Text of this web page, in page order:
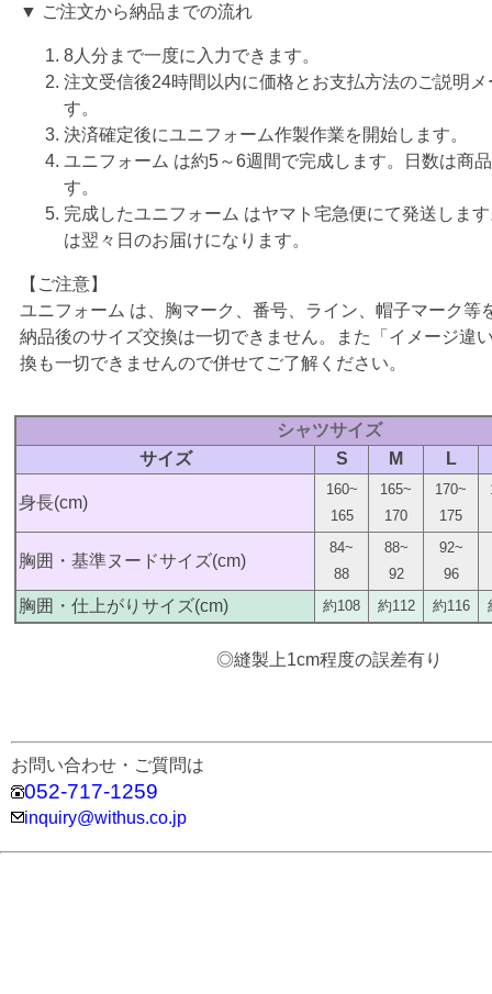
▼ ご注文から納品までの流れ
8人分まで一度に入力できます。
注文受信後24時間以内に価格とお支払方法のご説明
す。
決済確定後にユニフォーム作製作業を開始します。
ユニフォーム は約5～6週間で完成します。日数は商
す。
完成したユニフォーム はヤマト宅急便にて発送しま
は翌々日のお届けになります。
【ご注意】
ユニフォーム は、胸マーク、番号、ライン、帽子マーク等
納品後のサイズ交換は一切できません。また「イメージ違
換も一切できませんので併せてご了解ください。
シャツサイズ
サイズ
S M L
身長(cm)
160~
165
165~
170
170~
175
胸囲・基準ヌードサイズ(cm)
84~
88
88~
92
92~
96
胸囲・仕上がりサイズ(cm) 約108 約112 約116
◎縫製上1cm程度の誤差有り
お問い合わせ・ご質問は
052-717-1259
inquiry@withus.co.jp